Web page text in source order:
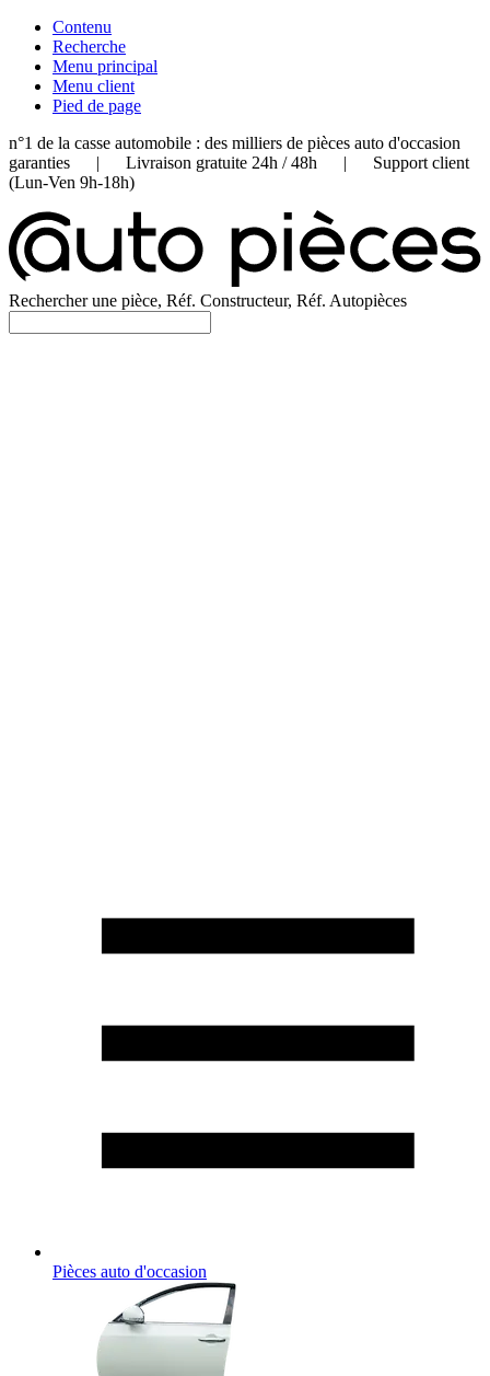
Contenu
Recherche
Menu principal
Menu client
Pied de page
n°1 de la casse automobile : des milliers de pièces auto d'occasion
garanties | Livraison gratuite 24h / 48h | Support client
(Lun-Ven 9h-18h)
Rechercher une pièce, Réf. Constructeur, Réf. Autopièces
Pièces auto d'occasion